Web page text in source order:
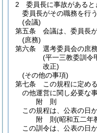
2
委員長に事故がある
委員長がその職務を行う
(会議)
第五条
会議は、委員長
(庶務)
第六条
選考委員会の庶
(平一三教委訓令
改正)
(その他の事項)
第七条
この規程に定め
の他運営に関し必要な
附 則
この規程は、公表の日
附 則(昭和五二年
この訓令は、公表の日